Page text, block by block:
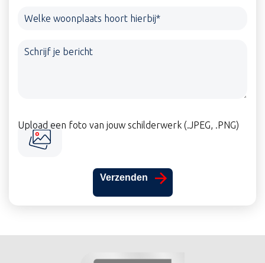
Upload een foto van jouw schilderwerk (.JPEG, .PNG)